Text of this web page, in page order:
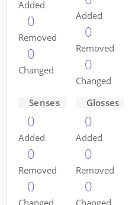
Added
0
Removed
0
Changed
Added
0
Removed
0
Changed
Senses
0
Added
0
Removed
0
Changed
Glosses
0
Added
0
Removed
0
Changed